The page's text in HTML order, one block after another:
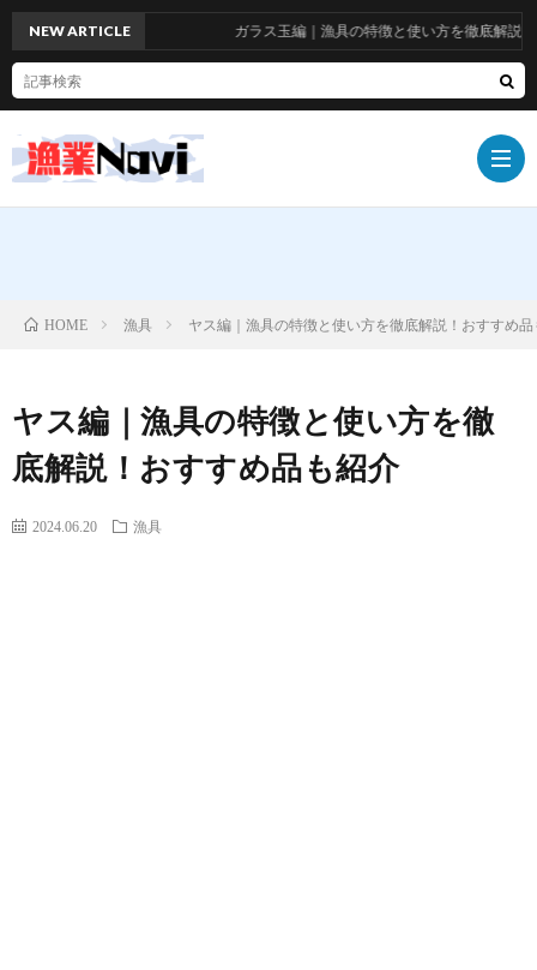
NEW ARTICLE ガラス玉編｜漁具の特徴と使い方を徹底解説！お
HOME 漁具 ヤス編｜漁具の特徴と使い方を徹底解説！おすすめ
ヤス編｜漁具の特徴と使い方を徹
底解説！おすすめ品も紹介
2024.06.20 漁具